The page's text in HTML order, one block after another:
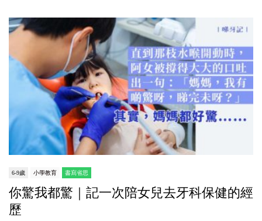
6-9歲 小學教育 書寫省思
你驚我都驚｜記一次陪女兒去牙科保健的經
歷